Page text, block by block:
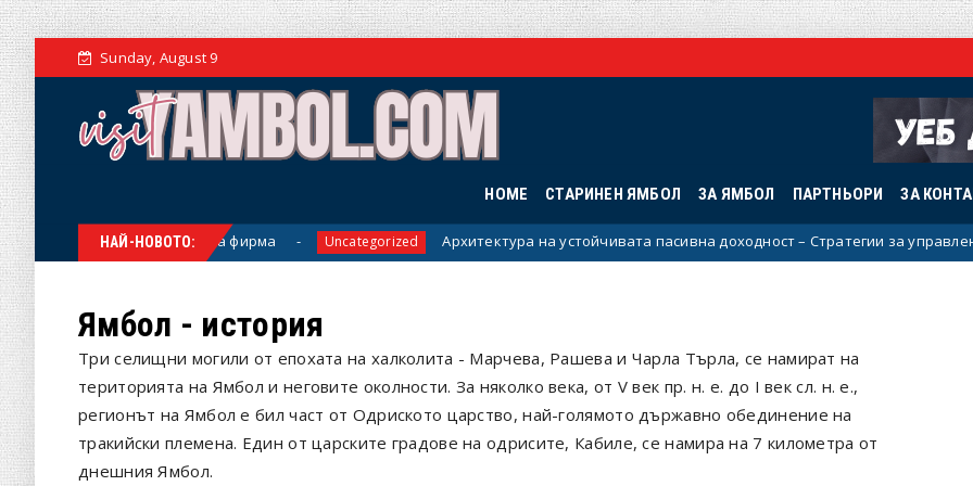
Sunday, August 9
HOME СТАРИНЕН ЯМБОЛ ЗА ЯМБОЛ ПАРТНЬОРИ ЗА
НАЙ-НОВОТО:
трябва да знае всяка фирма Uncategorized Архитектура на устойчивата пасивна доходност – Стратегии за управление
Ямбол - история
Три селищни могили от епохата на халколита - Марчева, Рашева и Чарла Търла, се намират на
територията на Ямбол и неговите околности. За няколко века, от V век пр. н. е. до I век сл. н. е.,
регионът на Ямбол е бил част от Одриското царство, най-голямото държавно обединение на
тракийски племена. Един от царските градове на одрисите, Кабиле, се намира на 7 километра от
днешния Ямбол.